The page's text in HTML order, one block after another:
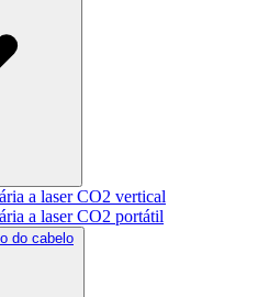
a laser CO2 vertical
a laser CO2 portátil
do cabelo